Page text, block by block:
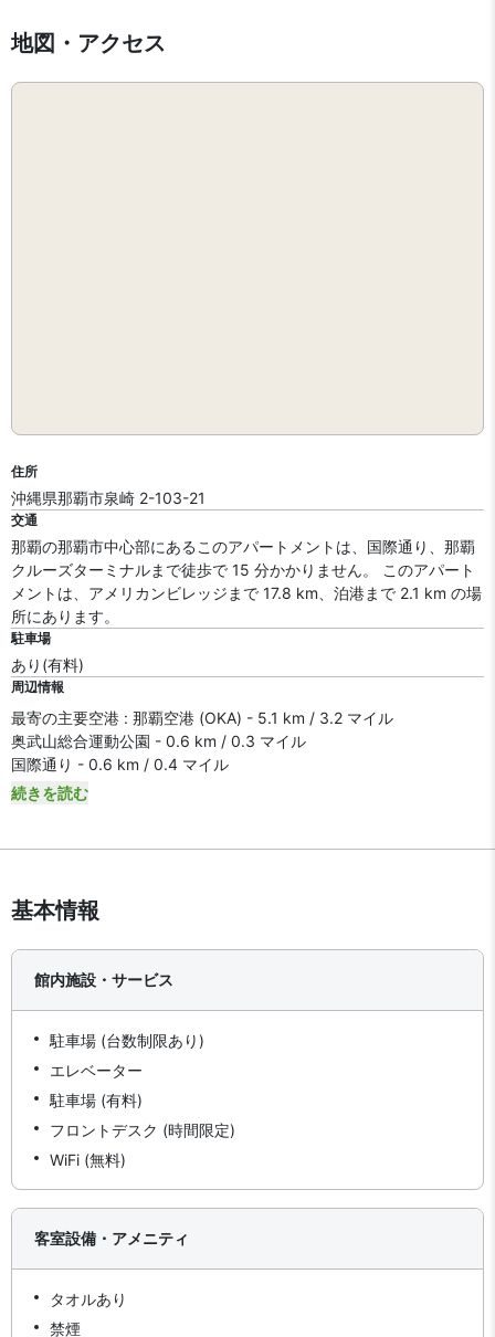
地図・アクセス
住所
沖縄県那覇市泉崎 2-103-21
交通
那覇の那覇市中心部にあるこのアパートメントは、国際通り、那覇
クルーズターミナルまで徒歩で 15 分かかりません。 このアパート
メントは、アメリカンビレッジまで 17.8 km、泊港まで 2.1 km の場
所にあります。
駐車場
あり(有料)
周辺情報
最寄の主要空港 : 那覇空港 (OKA) - 5.1 km / 3.2 マイル
奥武山総合運動公園 - 0.6 km / 0.3 マイル
国際通り - 0.6 km / 0.4 マイル
続きを読む
基本情報
館内施設・サービス
駐車場 (台数制限あり)
エレベーター
駐車場 (有料)
フロントデスク (時間限定)
WiFi (無料)
客室設備・アメニティ
タオルあり
禁煙